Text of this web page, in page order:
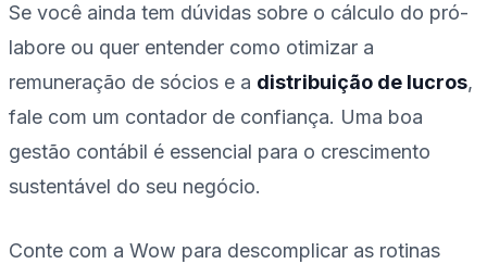
Se você ainda tem dúvidas sobre o cálculo do pró-
labore ou quer entender como otimizar a
remuneração de sócios e a distribuição de lucros,
fale com um contador de confiança. Uma boa
gestão contábil é essencial para o crescimento
sustentável do seu negócio.
Conte com a Wow para descomplicar as rotinas